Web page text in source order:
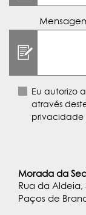
Eu autorizo
através
privacidade
Morada da
Rua da Aldeia,
Paços de